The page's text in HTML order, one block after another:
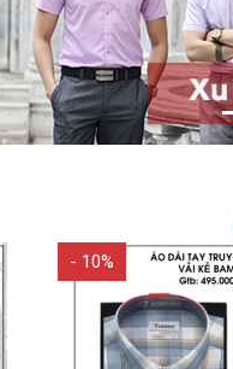
- 10%